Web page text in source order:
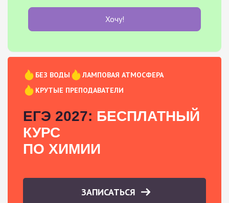
Хочу!
БЕЗ ВОДЫ
ЛАМПОВАЯ АТМОСФЕРА
КРУТЫЕ ПРЕПОДАВАТЕЛИ
ЕГЭ 2027: БЕСПЛАТНЫЙ
КУРС
ПО ХИМИИ
ЗАПИСАТЬСЯ